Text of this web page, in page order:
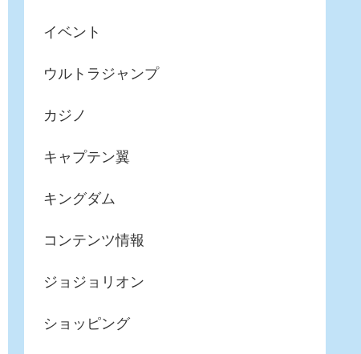
イベント
ウルトラジャンプ
カジノ
キャプテン翼
キングダム
コンテンツ情報
ジョジョリオン
ショッピング